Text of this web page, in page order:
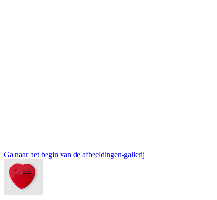
Ga naar het begin van de afbeeldingen-gallerij